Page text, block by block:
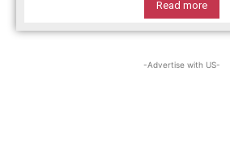
Read more
-Advertise with US-